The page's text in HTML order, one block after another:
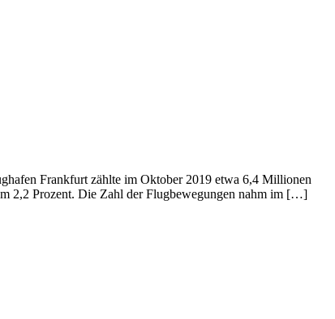
Frankfurt zählte im Oktober 2019 etwa 6,4 Millionen
2,2 Prozent. Die Zahl der Flugbewegungen nahm im […]